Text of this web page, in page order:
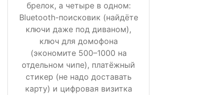
брелок, а четыре в одном:
Bluetooth-поисковик (найдёте
ключи даже под диваном),
ключ для домофона
(экономите 500–1000 на
отдельном чипе), платёжный
стикер (не надо доставать
карту) и цифровая визитка